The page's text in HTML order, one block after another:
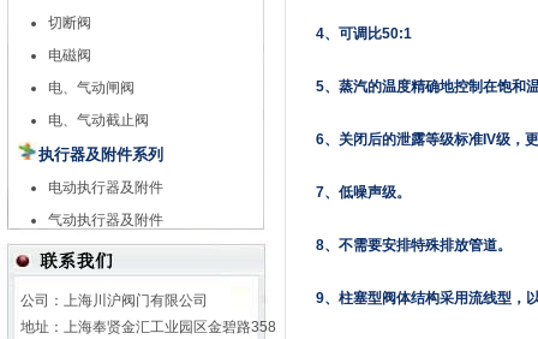
切断阀
电磁阀
电、气动闸阀
电、气动截止阀
执行器及附件系列
电动执行器及附件
气动执行器及附件
公司：上海川沪阀门有限公司
地址：上海奉贤金汇工业园区金碧路358
4、可调比50:1
5、蒸汽的温度精确地控制在饱和
6、关闭后的泄露等级标准IV级，
7、低噪声级。
8、不需要安排特殊排放管道。
9、柱塞型阀体结构采用流线型，